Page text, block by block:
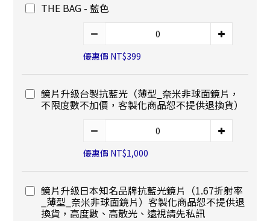
THE BAG - 藍色
優惠價 NT$399
鏡片升級台製抗藍光（薄型_奈米非球面鏡片，
不限度數不加價，客製化商品恕不提供退換貨）
優惠價 NT$1,000
鏡片升級日本知名品牌抗藍光鏡片（1.67折射率
_薄型_奈米非球面鏡片）客製化商品恕不提供退
換貨，高度數、高散光、遠視請先私訊